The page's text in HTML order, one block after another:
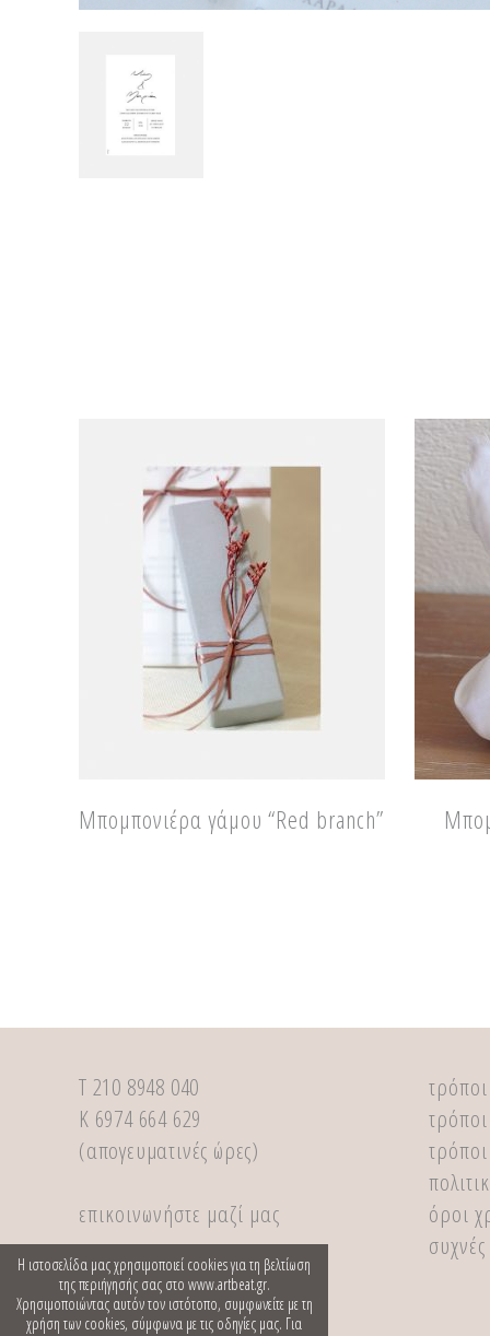
Μπομπονιέρα γάμου “Red branch”
Τ 210 8948 040
Κ 6974 664 629
(απογευματινές ώρες)
επικοινωνήστε μαζί μας
όροι
Η ιστοσελίδα μας χρησιμοποιεί cookies για τη βελτίωση
της περιήγησής σας στο www.artbeat.gr.
Χρησιμοποιώντας αυτόν τον ιστότοπο, συμφωνείτε με τη
χρήση των cookies, σύμφωνα με τις οδηγίες μας. Για